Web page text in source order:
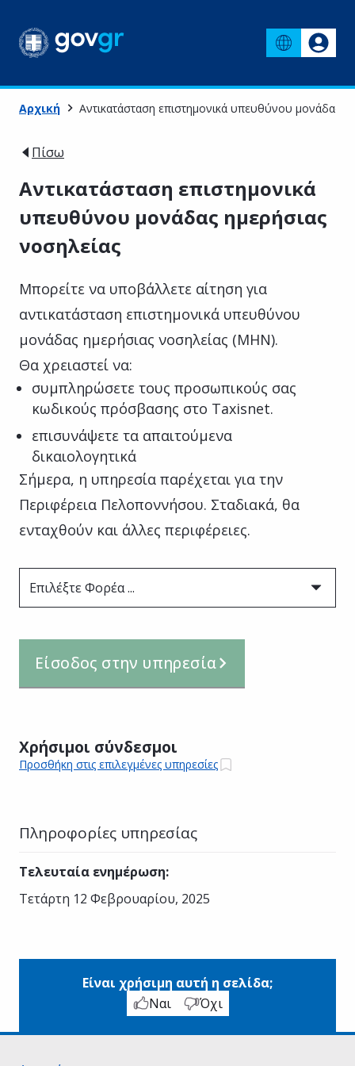
Αρχική Αντικατάσταση επιστημονικά υπευθύνου μονάδας
Πίσω
Αντικατάσταση επιστημονικά
υπευθύνου μονάδας ημερήσιας
νοσηλείας
Μπορείτε να υποβάλλετε αίτηση για
αντικατάσταση επιστημονικά υπευθύνου
μονάδας ημερήσιας νοσηλείας (ΜΗΝ).
Θα χρειαστεί να:
συμπληρώσετε τους προσωπικούς σας
κωδικούς πρόσβασης στο Taxisnet.
επισυνάψετε τα απαιτούμενα
δικαιολογητικά
Σήμερα, η υπηρεσία παρέχεται για την
Περιφέρεια Πελοποννήσου. Σταδιακά, θα
ενταχθούν και άλλες περιφέρειες.
Επιλέξτε Φορέα ...
Είσοδος στην υπηρεσία
Χρήσιμοι σύνδεσμοι
Προσθήκη στις επιλεγμένες υπηρεσίες
Πληροφορίες υπηρεσίας
Τελευταία ενημέρωση:
Τετάρτη 12 Φεβρουαρίου, 2025
Είναι χρήσιμη αυτή η σελίδα;
Ναι
Όχι